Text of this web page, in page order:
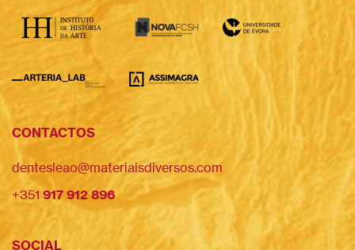
CONTACTOS
dentesleao@materiaisdiversos.com
+351 917 912 896
SOCIAL